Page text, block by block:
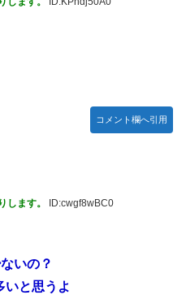
コメント欄へ引用
ます。 ID:cwgf8wBC0
いの？
と思うよ